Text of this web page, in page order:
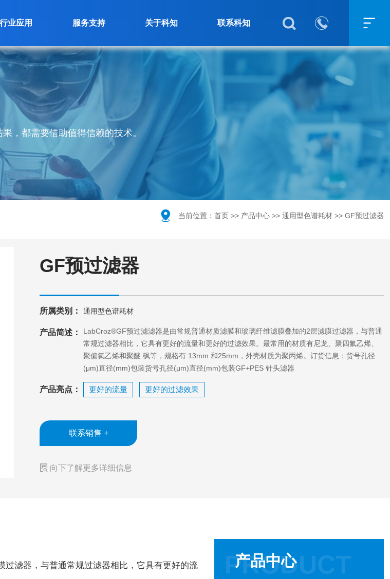
行业应用 服务支持 关于科知 联系科知   
，都需要借助值得信赖的技术。
 当前位置： 首页 >> 产品中心 >> 通用型色谱耗材 >> GF预过滤器
GF预过滤器
所属类别： 通用型色谱耗材
产品简述：
LabCroz®GF预过滤滤器是由常规普通材质滤膜和玻璃纤维滤膜叠加的2层滤膜过滤器，与普通
常规过滤器相比，它具有更好的流量和更好的过滤效果。最常用的材质有尼龙、聚四氟乙烯、
聚偏氟乙烯和聚醚 砜等，规格有:13mm 和25mm，外壳材质为聚丙烯。订货信息：货号孔径
(μm)直径(mm)包装货号孔径(μm)直径(mm)包装GF+PES 针头滤器
产品亮点： 更好的流量 更好的过滤效果
联系销售 +
 向下了解更多详细信息
滤器，与普通常规过滤器相比，它具有更好的流 产品中心